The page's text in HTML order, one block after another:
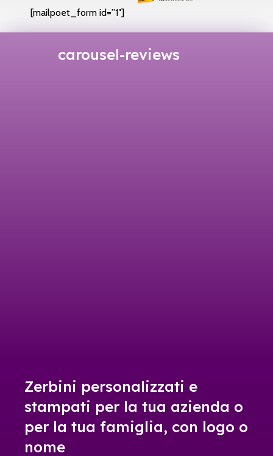
[mailpoet_form id=”1″]
carousel-reviews
Zerbini personalizzati e
stampati per la tua azienda o
per la tua famiglia, con logo o
nome